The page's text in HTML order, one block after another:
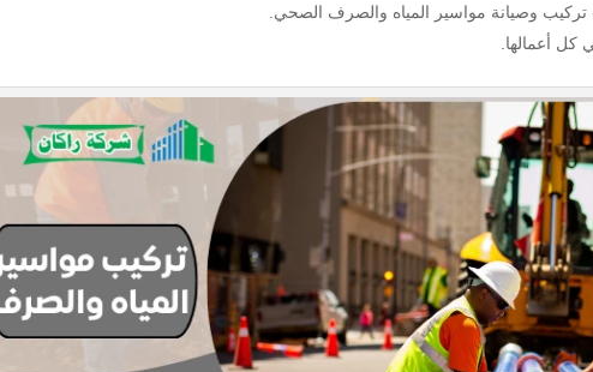
وصيانة مواسير المياه والصرف الصحي.
كل أعمالها.